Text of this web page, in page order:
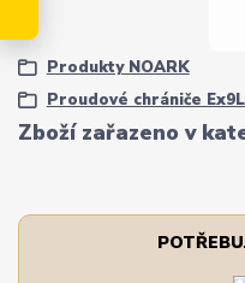
Zboží zařazeno v
Produkty NOARK
Proudové chrániče